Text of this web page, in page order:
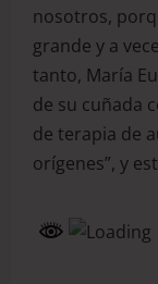
nosotros,
grande y a
tanto, María
de su cuñada
de terapia de
orígenes”, y